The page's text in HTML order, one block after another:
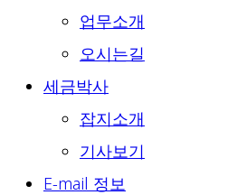
업무소개
오시는길
세금박사
잡지소개
기사보기
E-mail 정보